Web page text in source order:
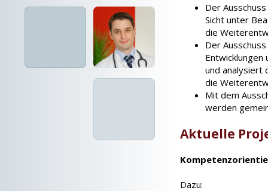
Der
Sicht unter
die
Der
Entwicklungen
und analysiert
die
Mit dem
werden
Aktuelle
Dazu: